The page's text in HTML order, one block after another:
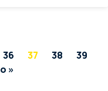
36 37 38
39
»